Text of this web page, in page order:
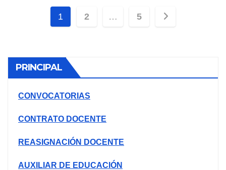
Paginación
entradas
1 2 … 5
PRINCIPAL
CONVOCATORIAS
CONTRATO DOCENTE
REASIGNACIÓN DOCENTE
AUXILIAR DE EDUCACIÓN